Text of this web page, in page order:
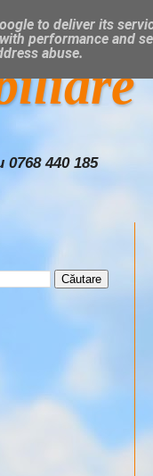
440 185
to deliver its
performance and
abuse.